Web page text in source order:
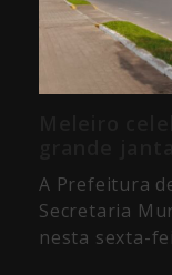
A Prefeitura
Secretaria
nesta sexta-